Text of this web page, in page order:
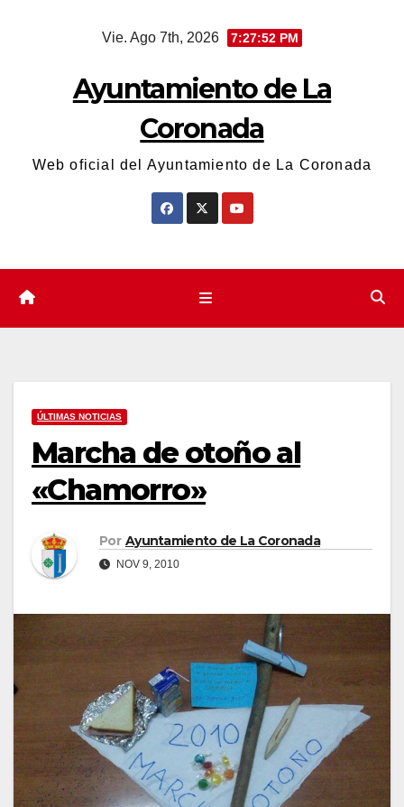
Vie. Ago 7th, 2026 7:27:53 PM
Ayuntamiento de La
Coronada
Web oficial del Ayuntamiento de La Coronada
ÚLTIMAS NOTICIAS
Marcha de otoño al
«Chamorro»
Por Ayuntamiento de La Coronada
NOV 9, 2010